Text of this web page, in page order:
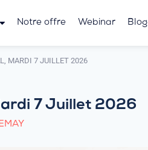
Notre offre Webinar Blog
MARDI 7 JUILLET 2026
7 Juillet 2026